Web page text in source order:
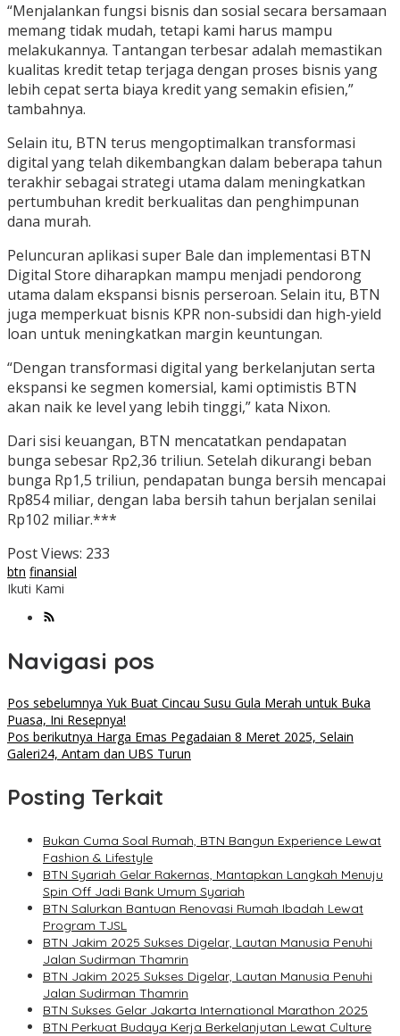
“Menjalankan fungsi bisnis dan sosial secara bersamaan
memang tidak mudah, tetapi kami harus mampu
melakukannya. Tantangan terbesar adalah memastikan
kualitas kredit tetap terjaga dengan proses bisnis yang
lebih cepat serta biaya kredit yang semakin efisien,”
tambahnya.
Selain itu, BTN terus mengoptimalkan transformasi
digital yang telah dikembangkan dalam beberapa tahun
terakhir sebagai strategi utama dalam meningkatkan
pertumbuhan kredit berkualitas dan penghimpunan
dana murah.
Peluncuran aplikasi super Bale dan implementasi BTN
Digital Store diharapkan mampu menjadi pendorong
utama dalam ekspansi bisnis perseroan. Selain itu, BTN
juga memperkuat bisnis KPR non-subsidi dan high-yield
loan untuk meningkatkan margin keuntungan.
“Dengan transformasi digital yang berkelanjutan serta
ekspansi ke segmen komersial, kami optimistis BTN
akan naik ke level yang lebih tinggi,” kata Nixon.
Dari sisi keuangan, BTN mencatatkan pendapatan
bunga sebesar Rp2,36 triliun. Setelah dikurangi beban
bunga Rp1,5 triliun, pendapatan bunga bersih mencapai
Rp854 miliar, dengan laba bersih tahun berjalan senilai
Rp102 miliar.***
Post Views: 233
btn finansial
Ikuti Kami
Navigasi pos
Pos sebelumnya Yuk Buat Cincau Susu Gula Merah untuk Buka
Puasa, Ini Resepnya!
Pos berikutnya Harga Emas Pegadaian 8 Meret 2025, Selain
Galeri24, Antam dan UBS Turun
Posting Terkait
Bukan Cuma Soal Rumah, BTN Bangun Experience Lewat
Fashion & Lifestyle
BTN Syariah Gelar Rakernas, Mantapkan Langkah Menuju
Spin Off Jadi Bank Umum Syariah
BTN Salurkan Bantuan Renovasi Rumah Ibadah Lewat
Program TJSL
BTN Jakim 2025 Sukses Digelar, Lautan Manusia Penuhi
Jalan Sudirman Thamrin
BTN Jakim 2025 Sukses Digelar, Lautan Manusia Penuhi
Jalan Sudirman Thamrin
BTN Sukses Gelar Jakarta International Marathon 2025
BTN Perkuat Budaya Kerja Berkelanjutan Lewat Culture